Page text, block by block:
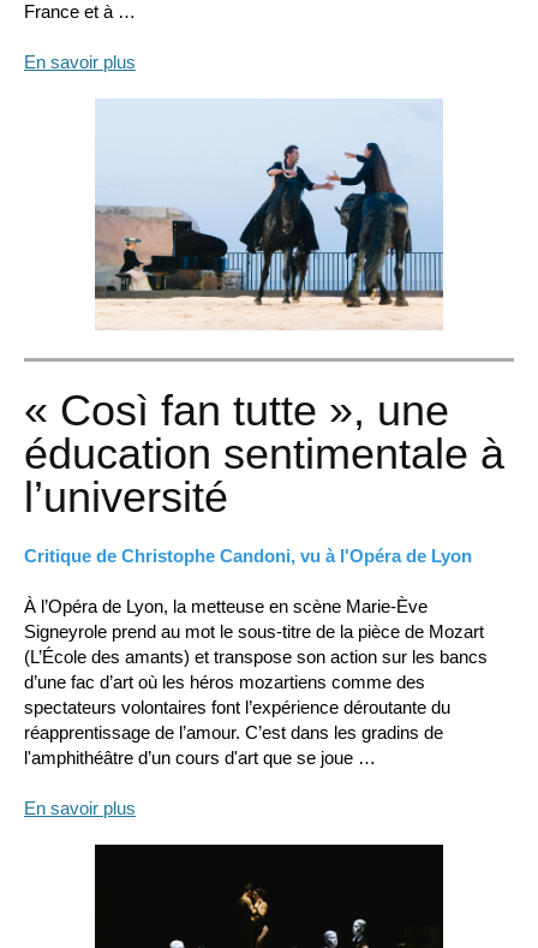
France et à …
En savoir plus
« Così fan tutte », une
éducation sentimentale à
l’université
Critique de Christophe Candoni, vu à l'Opéra de Lyon
À l’Opéra de Lyon, la metteuse en scène Marie-Ève
Signeyrole prend au mot le sous-titre de la pièce de Mozart
(L’École des amants) et transpose son action sur les bancs
d’une fac d’art où les héros mozartiens comme des
spectateurs volontaires font l’expérience déroutante du
réapprentissage de l’amour. C’est dans les gradins de
l'amphithéâtre d’un cours d'art que se joue …
En savoir plus